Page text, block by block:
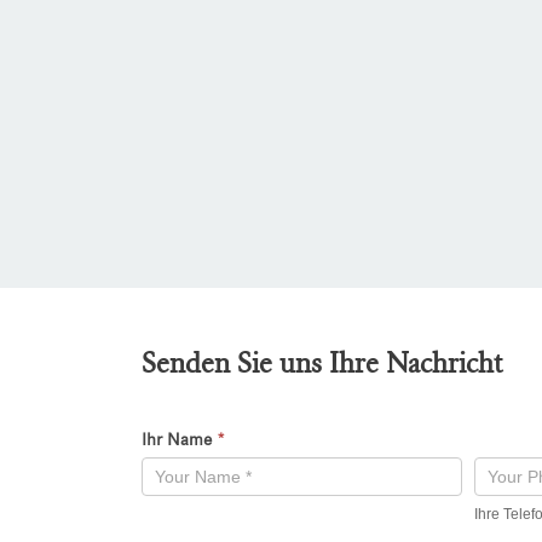
Senden Sie uns Ihre Nachricht
Kontaktformular
-
Ihr Name *
Ihre